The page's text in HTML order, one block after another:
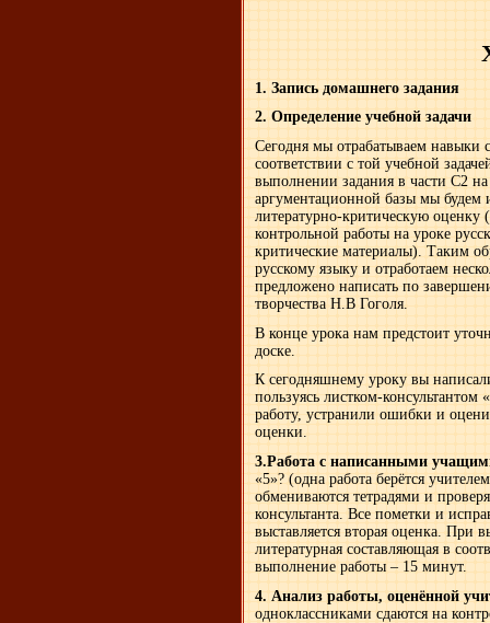
1. Запись домашнего задания
2. Определение учебной задачи
Сегодня мы отрабатываем навыки
соответствии с той учебной
выполнении задания в части С2
аргументационной базы мы будем
литературно-критическую
контрольной работы на уроке
критические материалы). Таким
русскому языку и отработаем
предложено написать по
творчества Н.В Гоголя.
В конце урока нам предстоит
доске.
К сегодняшнему уроку вы
пользуясь листком-
работу, устранили ошибки и
оценки.
3.Работа с написанными
«5»? (одна работа берётся
обмениваются тетрадями и
консультанта. Все пометки и
выставляется вторая оценка. При
литературная составляющая в
выполнение работы – 15 минут.
4. Анализ работы, оценённой
одноклассниками сдаются на